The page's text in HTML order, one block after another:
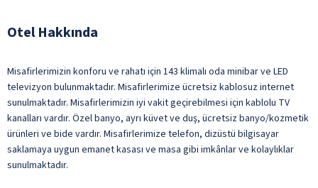
Otel Hakkında
Misafirlerimizin konforu ve rahatı için 143 klimalı oda minibar ve LED
televizyon bulunmaktadır. Misafirlerimize ücretsiz kablosuz internet
sunulmaktadır. Misafirlerimizin iyi vakit geçirebilmesi için kablolu TV
kanalları vardır. Özel banyo, ayrı küvet ve duş, ücretsiz banyo/kozmetik
ürünleri ve bide vardır. Misafirlerimize telefon, dizüstü bilgisayar
saklamaya uygun emanet kasası ve masa gibi imkânlar ve kolaylıklar
sunulmaktadır.